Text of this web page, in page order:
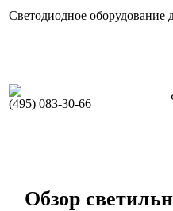
Светодиодное оборудование
(495) 083-30-66
Обзор